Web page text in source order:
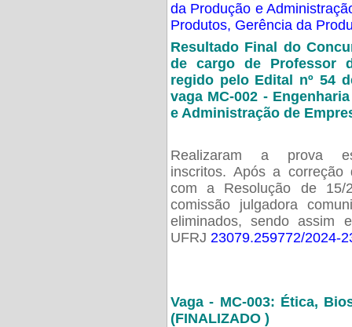
da Produção e
Produtos, Gerência da
Resultado Final do
de cargo de Professor
regido pelo Edital nº 54
vaga MC-002 -
e Administração de
Realizaram a prova
inscritos. Após a
com a Resolução de 15/
comissão julgadora
eliminados, sendo assim
UFRJ 23079.259772/2024-
Vaga - MC-003: Ética,
(FINALIZADO )